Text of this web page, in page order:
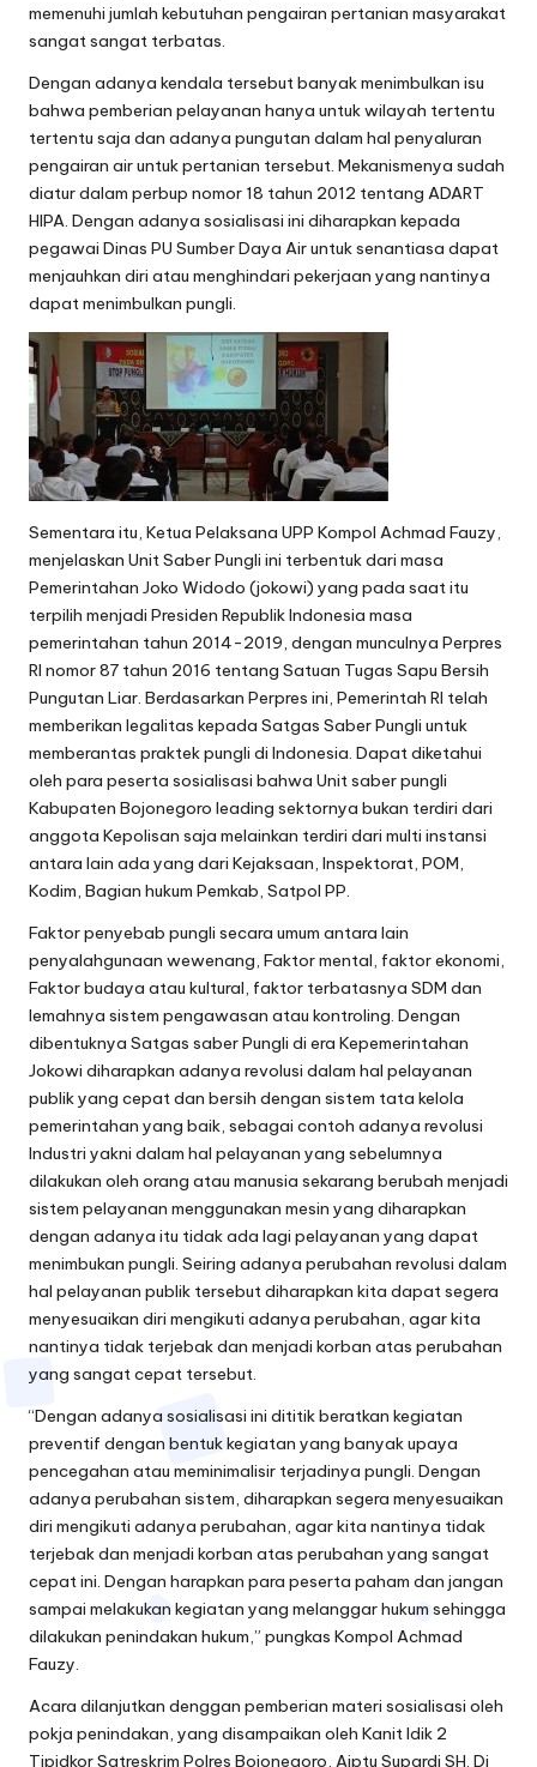
memenuhi jumlah kebutuhan pengairan pertanian masyarakat
sangat sangat terbatas.
Dengan adanya kendala tersebut banyak menimbulkan isu
bahwa pemberian pelayanan hanya untuk wilayah tertentu
tertentu saja dan adanya pungutan dalam hal penyaluran
pengairan air untuk pertanian tersebut. Mekanismenya sudah
diatur dalam perbup nomor 18 tahun 2012 tentang ADART
HIPA. Dengan adanya sosialisasi ini diharapkan kepada
pegawai Dinas PU Sumber Daya Air untuk senantiasa dapat
menjauhkan diri atau menghindari pekerjaan yang nantinya
dapat menimbulkan pungli.
Sementara itu, Ketua Pelaksana UPP Kompol Achmad Fauzy,
menjelaskan Unit Saber Pungli ini terbentuk dari masa
Pemerintahan Joko Widodo (jokowi) yang pada saat itu
terpilih menjadi Presiden Republik Indonesia masa
pemerintahan tahun 2014-2019, dengan munculnya Perpres
RI nomor 87 tahun 2016 tentang Satuan Tugas Sapu Bersih
Pungutan Liar. Berdasarkan Perpres ini, Pemerintah RI telah
memberikan legalitas kepada Satgas Saber Pungli untuk
memberantas praktek pungli di Indonesia. Dapat diketahui
oleh para peserta sosialisasi bahwa Unit saber pungli
Kabupaten Bojonegoro leading sektornya bukan terdiri dari
anggota Kepolisan saja melainkan terdiri dari multi instansi
antara lain ada yang dari Kejaksaan, Inspektorat, POM,
Kodim, Bagian hukum Pemkab, Satpol PP.
Faktor penyebab pungli secara umum antara lain
penyalahgunaan wewenang, Faktor mental, faktor ekonomi,
Faktor budaya atau kultural, faktor terbatasnya SDM dan
lemahnya sistem pengawasan atau kontroling. Dengan
dibentuknya Satgas saber Pungli di era Kepemerintahan
Jokowi diharapkan adanya revolusi dalam hal pelayanan
publik yang cepat dan bersih dengan sistem tata kelola
pemerintahan yang baik, sebagai contoh adanya revolusi
Industri yakni dalam hal pelayanan yang sebelumnya
dilakukan oleh orang atau manusia sekarang berubah menjadi
sistem pelayanan menggunakan mesin yang diharapkan
dengan adanya itu tidak ada lagi pelayanan yang dapat
menimbukan pungli. Seiring adanya perubahan revolusi dalam
hal pelayanan publik tersebut diharapkan kita dapat segera
menyesuaikan diri mengikuti adanya perubahan, agar kita
nantinya tidak terjebak dan menjadi korban atas perubahan
yang sangat cepat tersebut.
“Dengan adanya sosialisasi ini dititik beratkan kegiatan
preventif dengan bentuk kegiatan yang banyak upaya
pencegahan atau meminimalisir terjadinya pungli. Dengan
adanya perubahan sistem, diharapkan segera menyesuaikan
diri mengikuti adanya perubahan, agar kita nantinya tidak
terjebak dan menjadi korban atas perubahan yang sangat
cepat ini. Dengan harapkan para peserta paham dan jangan
sampai melakukan kegiatan yang melanggar hukum sehingga
dilakukan penindakan hukum,” pungkas Kompol Achmad
Fauzy.
Acara dilanjutkan denggan pemberian materi sosialisasi oleh
pokja penindakan, yang disampaikan oleh Kanit Idik 2
Tipidkor Satreskrim Polres Bojonegoro, Aiptu Supardi SH. Di